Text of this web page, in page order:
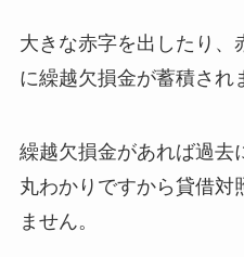
大きな赤字を出したり、
に繰越欠損金が蓄積され
繰越欠損金があれば過去
丸わかりですから貸借対
ません。